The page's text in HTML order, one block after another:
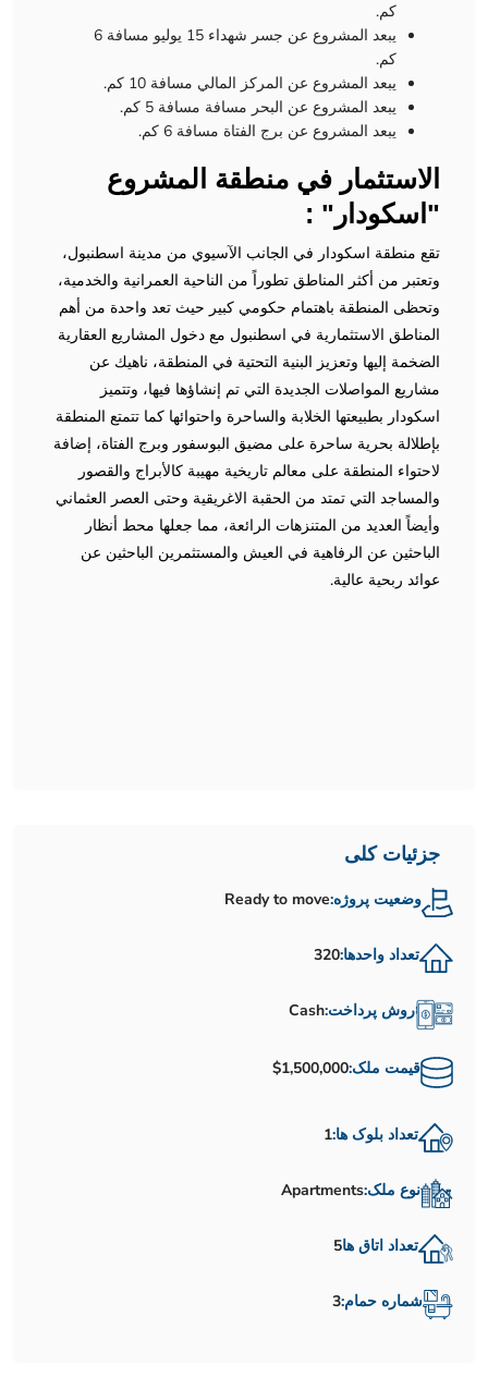
كم.
يبعد المشروع عن جسر شهداء 15 يوليو مسافة 6
كم.
يبعد المشروع عن المركز المالي مسافة 10 كم.
يبعد المشروع عن البحر مسافة مسافة 5 كم.
يبعد المشروع عن برج الفتاة مسافة 6 كم.
الاستثمار في منطقة المشروع
"اسكودار" :
تقع منطقة اسكودار في الجانب الآسيوي من مدينة اسطنبول،
وتعتبر من أكثر المناطق تطوراً من الناحية العمرانية والخدمية،
وتحظى المنطقة باهتمام حكومي كبير حيث تعد واحدة من أهم
المناطق الاستثمارية في اسطنبول مع دخول المشاريع العقارية
الضخمة إليها وتعزيز البنية التحتية في المنطقة، ناهيك عن
مشاريع المواصلات الجديدة التي تم إنشاؤها فيها، وتتميز
اسكودار بطبيعتها الخلابة والساحرة واحتوائها كما تتمتع المنطقة
بإطلالة بحرية ساحرة على مضيق البوسفور وبرج الفتاة، إضافة
لاحتواء المنطقة على معالم تاريخية مهيبة كالأبراج والقصور
والمساجد التي تمتد من الحقبة الاغريقية وحتى العصر العثماني
وأيضاً العديد من المتنزهات الرائعة، مما جعلها محط أنظار
الباحثين عن الرفاهية في العيش والمستثمرين الباحثين عن
عوائد ربحية عالية.
جزئیات کلی
وضعیت پروژه:Ready to move
تعداد واحدها:320
روش پرداخت:Cash
قیمت ملک:$1,500,000
تعداد بلوک ها:1
نوع ملک:Apartments
تعداد اتاق ها5
شماره حمام:3